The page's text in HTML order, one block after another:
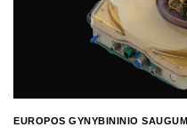
EUROPOS GYNYBININIO